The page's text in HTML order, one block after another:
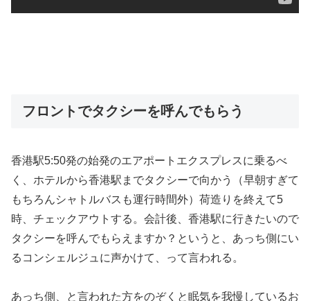
フロントでタクシーを呼んでもらう
香港駅5:50発の始発のエアポートエクスプレスに乗るべ
く、ホテルから香港駅までタクシーで向かう（早朝すぎて
もちろんシャトルバスも運行時間外）荷造りを終えて5
時、チェックアウトする。会計後、香港駅に行きたいので
タクシーを呼んでもらえますか？というと、あっち側にい
るコンシェルジュに声かけて、って言われる。
あっち側、と言われた方をのぞくと眠気を我慢しているお